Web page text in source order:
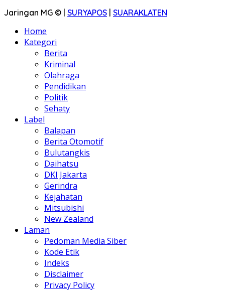
Jaringan MG © | SURYAPOS | SUARAKLATEN
Home
Kategori
Berita
Kriminal
Olahraga
Pendidikan
Politik
Sehaty
Label
Balapan
Berita Otomotif
Bulutangkis
Daihatsu
DKI Jakarta
Gerindra
Kejahatan
Mitsubishi
New Zealand
Laman
Pedoman Media Siber
Kode Etik
Indeks
Disclaimer
Privacy Policy